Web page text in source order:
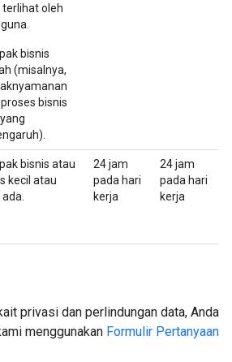
terlihat oleh
bisnis
(misalnya,
bisnis
bisnis atau
kecil atau
24 jam
pada hari
kerja
24 jam
pada hari
kerja
privasi dan perlindungan data, Anda
menggunakan Formulir Pertanyaan